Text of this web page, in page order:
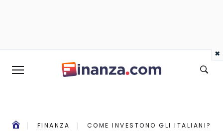
FINANZA COME INVESTONO GLI ITALIANI?
×